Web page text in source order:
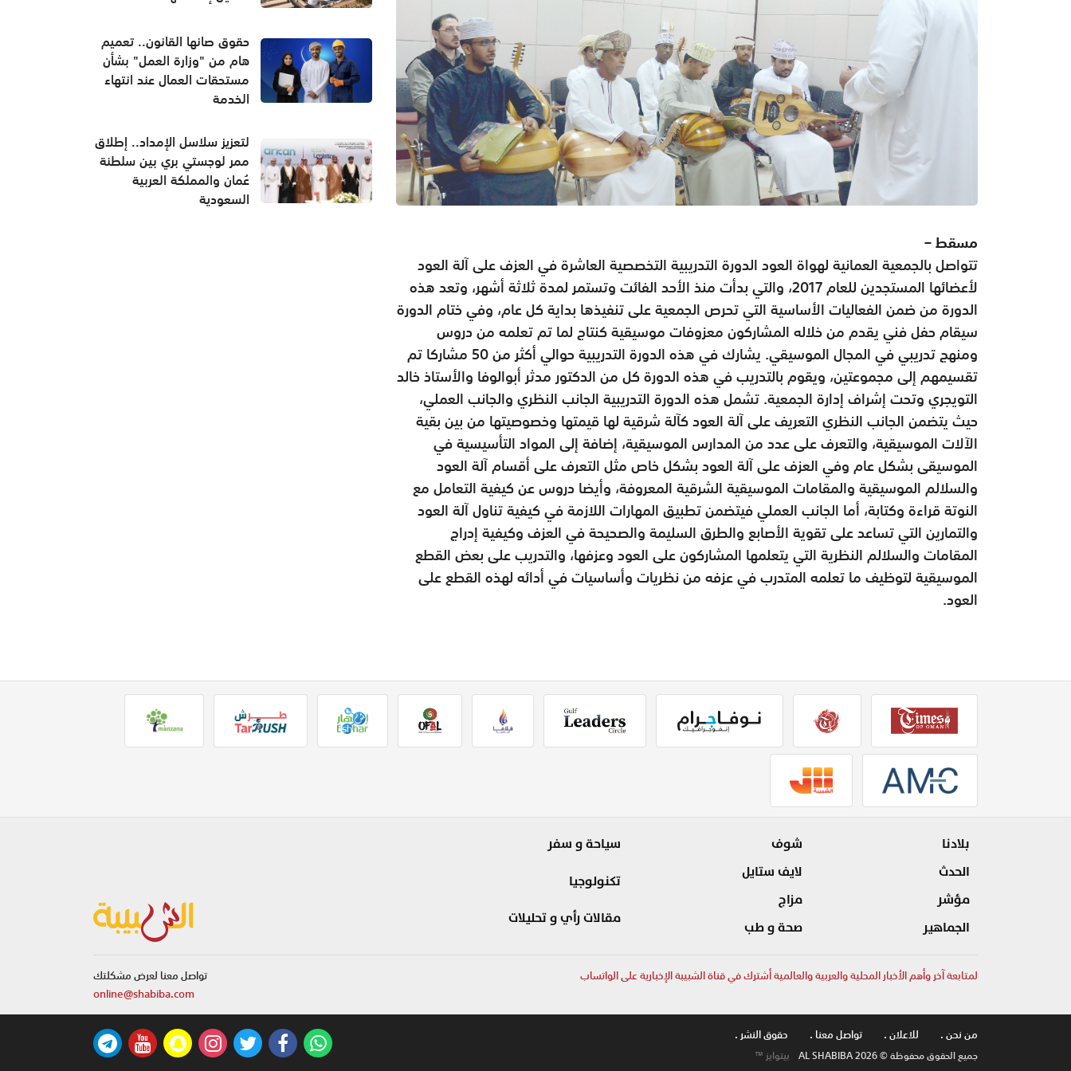
مسقط –
تتواصل بالجمعية العمانية لهواة العود الدورة التدريبية التخصصية العاشرة في العزف على آلة العود
لأعضائها المستجدين للعام 2017، والتي بدأت منذ الأحد الفائت وتستمر لمدة ثلاثة أشهر، وتعد هذه
الدورة من ضمن الفعاليات الأساسية التي تحرص الجمعية على تنفيذها بداية كل عام، وفي ختام الدورة
سيقام حفل فني يقدم من خلاله المشاركون معزوفات موسيقية كنتاج لما تم تعلمه من دروس
ومنهج تدريبي في المجال الموسيقي. يشارك في هذه الدورة التدريبية حوالي أكثر من 50 مشاركا تم
تقسيمهم إلى مجموعتين، ويقوم بالتدريب في هذه الدورة كل من الدكتور مدثر أبوالوفا والأستاذ خالد
التويجري وتحت إشراف إدارة الجمعية. تشمل هذه الدورة التدريبية الجانب النظري والجانب العملي،
حيث يتضمن الجانب النظري التعريف على آلة العود كآلة شرقية لها قيمتها وخصوصيتها من بين بقية
الآلات الموسيقية، والتعرف على عدد من المدارس الموسيقية، إضافة إلى المواد التأسيسية في
الموسيقى بشكل عام وفي العزف على آلة العود بشكل خاص مثل التعرف على أقسام آلة العود
والسلالم الموسيقية والمقامات الموسيقية الشرقية المعروفة، وأيضا دروس عن كيفية التعامل مع
النوتة قراءة وكتابة، أما الجانب العملي فيتضمن تطبيق المهارات اللازمة في كيفية تناول آلة العود
والتمارين التي تساعد على تقوية الأصابع والطرق السليمة والصحيحة في العزف وكيفية إدراج
المقامات والسلالم النظرية التي يتعلمها المشاركون على العود وعزفها، والتدريب على بعض القطع
الموسيقية لتوظيف ما تعلمه المتدرب في عزفه من نظريات وأساسيات في أدائه لهذه القطع على
العود.
حقوق صانها القانون.. تعميم
هام من "وزارة العمل" بشأن
مستحقات العمال عند انتهاء
الخدمة
لتعزيز سلاسل الإمداد.. إطلاق
ممر لوجستي بري بين سلطنة
عُمان والمملكة العربية
السعودية
بلادنا
الحدث
مؤشر
الجماهير
شوف
لايف ستايل
مزاج
صحة و طب
سياحة و سفر
تكنولوجيا
مقالات رأي و تحليلات
لمتابعة آخر وأهم الأخبار المحلية والعربية والعالمية أشترك في قناة الشبيبة الإخبارية على الواتساب
تواصل معنا لعرض مشكلتك
online@shabiba.com
من نحن .
للاعلان . تواصل معنا . حقوق النشر .
جميع الحقوق محفوظة © AL SHABIBA 2026 بيتوايز ™